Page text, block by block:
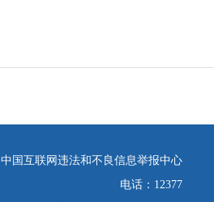
中国互联网违法和不良信息举报中心
电话：12377